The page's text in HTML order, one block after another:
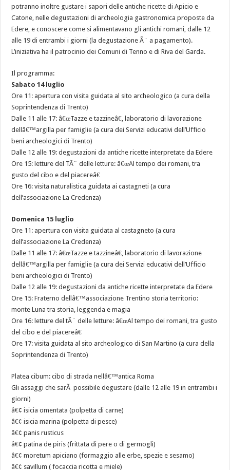
potranno inoltre gustare i sapori delle antiche ricette di Apicio e
Catone, nelle degustazioni di archeologia gastronomica proposte da
Edere, e conoscere come si alimentavano gli antichi romani, dalle 12
alle 19 di entrambi i giorni (la degustazione Ã¨ a pagamento).
L’iniziativa ha il patrocinio dei Comuni di Tenno e di Riva del Garda.
Il programma:
Sabato 14 luglio
Ore 11: apertura con visita guidata al sito archeologico (a cura della
Soprintendenza di Trento)
Dalle 11 alle 17: â€œTazze e tazzineâ€, laboratorio di lavorazione
dellâ€™argilla per famiglie (a cura dei Servizi educativi dell’Ufficio
beni archeologici di Trento)
Dalle 12 alle 19: degustazioni da antiche ricette interpretate da Edere
Ore 15: letture del TÃ¨ delle letture: â€œAl tempo dei romani, tra
gusto del cibo e del piacereâ€
Ore 16: visita naturalistica guidata ai castagneti (a cura
dell’associazione La Credenza)
Domenica 15 luglio
Ore 11: apertura con visita guidata al castagneto (a cura
dell’associazione La Credenza)
Dalle 11 alle 17: â€œTazze e tazzineâ€, laboratorio di lavorazione
dellâ€™argilla per famiglie (a cura dei Servizi educativi dell’Ufficio
beni archeologici di Trento)
Dalle 12 alle 19: degustazioni da antiche ricette interpretate da Edere
Ore 15: Fraterno dellâ€™associazione Trentino storia territorio:
monte Luna tra storia, leggenda e magia
Ore 16: letture del tÃ¨ delle letture: â€œAl tempo dei romani, tra gusto
del cibo e del piacereâ€
Ore 17: visita guidata al sito archeologico di San Martino (a cura della
Soprintendenza di Trento)
Platea cibum: cibo di strada nellâ€™antica Roma
Gli assaggi che sarÃ possibile degustare (dalle 12 alle 19 in entrambi i
giorni)
â€¢ isicia omentata (polpetta di carne)
â€¢ isicia marina (polpetta di pesce)
â€¢ panis rusticus
â€¢ patina de piris (frittata di pere o di germogli)
â€¢ moretum apiciano (formaggio alle erbe, spezie e sesamo)
â€¢ savillum ( focaccia ricotta e miele)